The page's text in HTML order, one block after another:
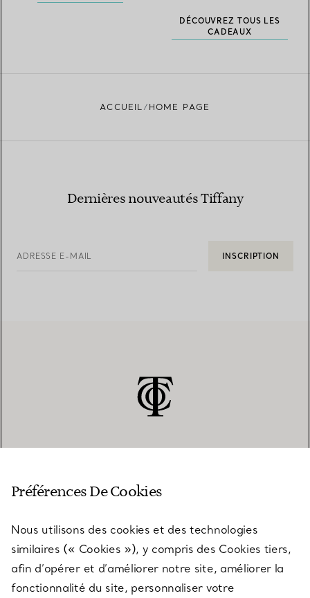
DÉCOUVREZ TOUS LES
CADEAUX
ACCUEIL HOME PAGE
Dernières nouveautés Tiffany
ADRESSE E-MAIL INSCRIPTION
SERVICES
À PROPOS
Préférences De Cookies
Nous utilisons des cookies et des technologies
similaires (« Cookies »), y compris des Cookies tiers,
afin d’opérer et d’améliorer notre site, améliorer la
fonctionnalité du site, personnaliser votre